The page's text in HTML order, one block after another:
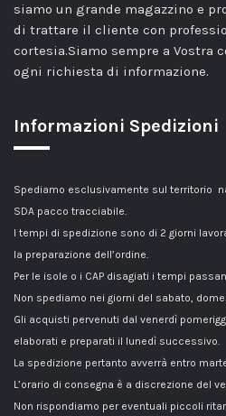
siamo un grande magazzino e
di trattare il cliente con
cortesia.Siamo sempre a Vostra
ogni richiesta di informazione.
Informazioni Spedizioni
Spediamo esclusivamente sul territorio
SDA pacco tracciabile.
I tempi di spedizione sono di 2 giorni
la preparazione dell’ordine.
Per le isole o i CAP disagiati i tempi
Non spediamo nei giorni del sabato,
Gli acquisti pervenuti dal venerdì
elaborati e preparati il lunedì successivo.
La spedizione pertanto avverrà entro
L’orario di consegna è a discrezione del
Non rispondiamo per eventuali piccoli